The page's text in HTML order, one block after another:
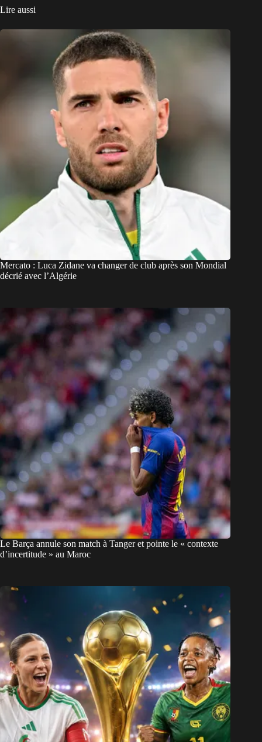
Lire aussi
Mercato : Luca Zidane va changer de club après son Mondial
décrié avec l’Algérie
Le Barça annule son match à Tanger et pointe le « contexte
d’incertitude » au Maroc